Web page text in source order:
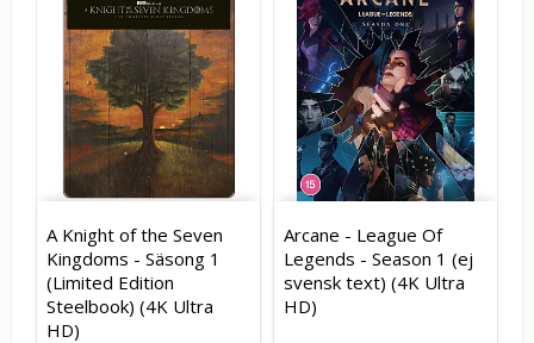
A Knight of the Seven
Kingdoms - Säsong 1
(Limited Edition
Steelbook) (4K Ultra
HD)
Arcane - League Of
Legends - Season 1 (ej
svensk text) (4K Ultra
HD)